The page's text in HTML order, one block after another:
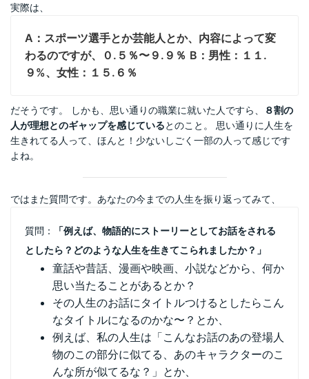
実際は、
A：スポーツ選手とか芸能人とか、内容によって変
わるのですが、０.５％〜９.９％ B：男性：１１.
９%、女性：１５.６％
だそうです。 しかも、思い通りの職業に就いた人ですら、
８割の
人が理想とのギャップを感じているとのこと。 思い通りに人生を
生きれてる人って、ほんと！少ないしごく一部の人って感じです
よね。
ではまた質問です。あなたの今までの人生を振り返ってみて、
質問：
「例えば、物語的にストーリーとしてお話をされる
としたら？どのような人生を生きてこられましたか？」
童話や昔話、漫画や映画、小説などから、何か
思い当たることがあるとか？
その人生のお話にタイトルつけるとしたらこん
なタイトルになるのかな〜？とか、
例えば、私の人生は「こんなお話のあの登場人
物のこの部分に似てる、あのキャラクターのこ
んな所が似てるな？」とか、